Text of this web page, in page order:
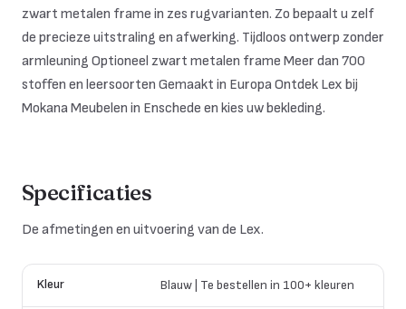
zwart metalen frame in zes rugvarianten. Zo bepaalt u zelf
de precieze uitstraling en afwerking. Tijdloos ontwerp zonder
armleuning Optioneel zwart metalen frame Meer dan 700
stoffen en leersoorten Gemaakt in Europa Ontdek Lex bij
Mokana Meubelen in Enschede en kies uw bekleding.
Specificaties
De afmetingen en uitvoering van de Lex.
Kleur Blauw | Te bestellen in 100+ kleuren